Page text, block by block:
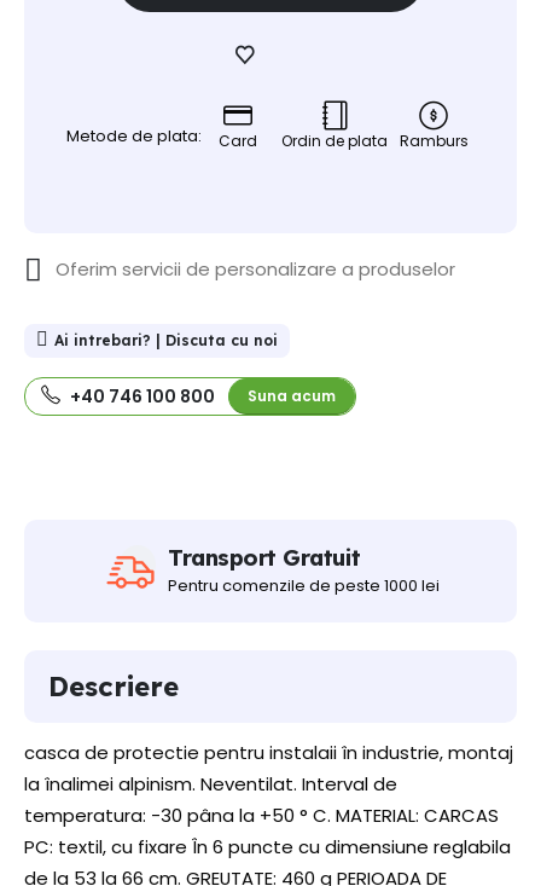
Metode de plata: Card Ordin de plata Ramburs
Oferim servicii de personalizare a produselor
Ai intrebari? | Discuta cu noi
+40 746 100 800 Suna acum
Transport Gratuit
Pentru comenzile de peste 1000 lei
Descriere
casca de protectie pentru instalaii în industrie, montaj
la înalimei alpinism. Neventilat. Interval de
temperatura: -30 pâna la +50 ° C. MATERIAL: CARCAS
PC: textil, cu fixare În 6 puncte cu dimensiune reglabila
de la 53 la 66 cm. GREUTATE: 460 g PERIOADA DE